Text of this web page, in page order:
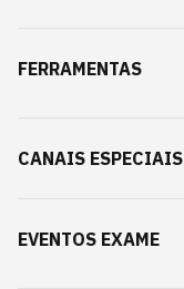
FERRAMENTAS
CANAIS ESPECIAIS
EVENTOS EXAME